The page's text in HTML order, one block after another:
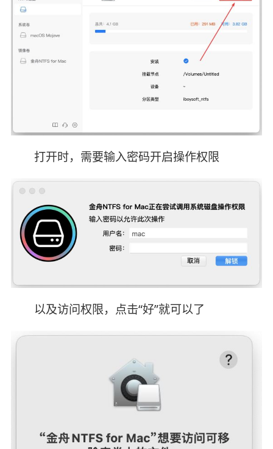
打开时，需要输入密码开启操作权限
以及访问权限，点击“好”就可以了